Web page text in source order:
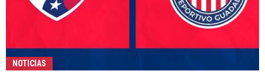
NOTICIAS